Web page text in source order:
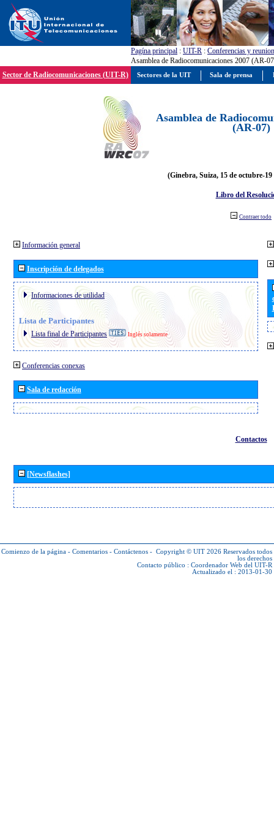
Pagína principal : UIT-R : Conferencias y
Asamblea de Radiocomunicaciones 2007 (AR-
Sector de Radiocomunicaciones (UIT-R)
Asamblea de
(AR-07)
(Ginebra, Suiza, 15 de octubre-19
Libro del
Contraer todo
Información general
Inscripción de delegados
Informaciones de utilidad
Lista de Participantes
Lista final de Participantes Inglés solamente
Conferencias conexas
Sala de redacción
Contactos
[Newsflashes]
Comienzo de la página - Comentarios - Contáctenos - Copyright © UIT 2026 Reservados todos
los derechos
Contacto público : Coordenador Web del UIT-R
Actualizado el : 2013-01-30
Sectores de la UIT Sala de prensa